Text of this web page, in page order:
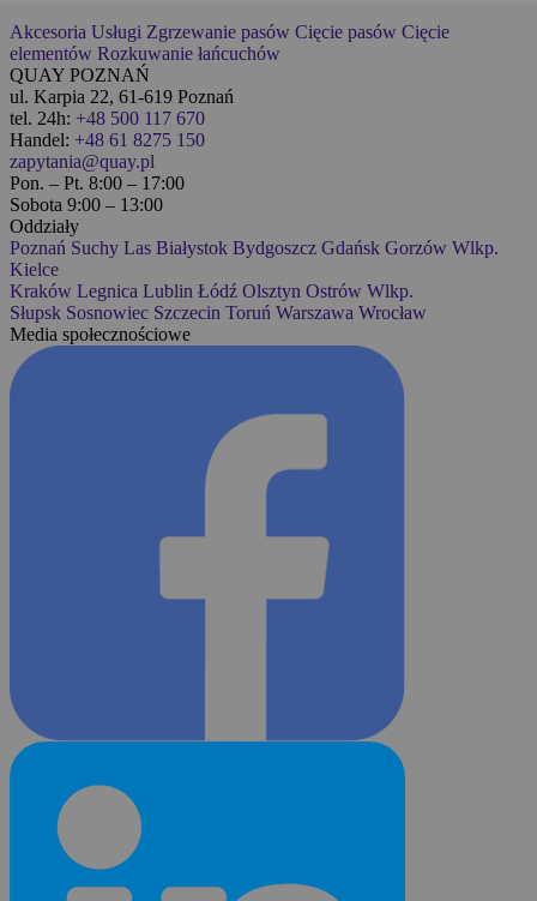
Akcesoria Usługi Zgrzewanie pasów Cięcie pasów Cięcie
elementów Rozkuwanie łańcuchów
QUAY POZNAŃ
ul. Karpia 22, 61-619 Poznań
tel. 24h: +48 500 117 670
Handel: +48 61 8275 150
zapytania@quay.pl
Pon. – Pt. 8:00 – 17:00
Sobota 9:00 – 13:00
Oddziały
Poznań Suchy Las Białystok Bydgoszcz Gdańsk Gorzów Wlkp.
Kielce
Kraków Legnica Lublin Łódź Olsztyn Ostrów Wlkp.
Słupsk Sosnowiec Szczecin Toruń Warszawa Wrocław
Media społecznościowe